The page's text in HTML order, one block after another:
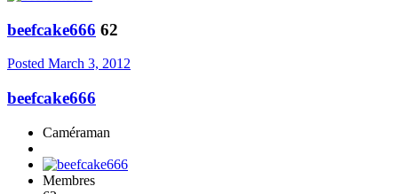
beefcake666 62
Posted March 3, 2012
beefcake666
Caméraman
Membres